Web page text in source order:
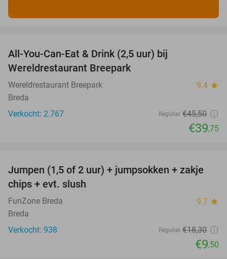
All-You-Can-Eat & Drink (2,5 uur) bij
Wereldrestaurant Breepark
Wereldrestaurant Breepark 9.4 star
Breda
Verkocht: 2.767
Regulier €45,50
€39,75
48%
Jumpen (1,5 of 2 uur) + jumpsokken + zakje
chips + evt. slush
FunZone Breda 9.7 star
Breda
Verkocht: 938
Regulier €18,30
€9,50